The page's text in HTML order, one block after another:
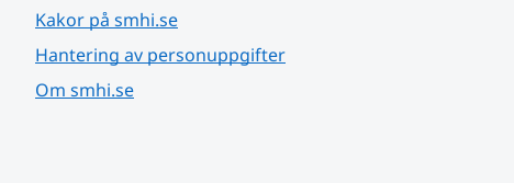
Kakor på smhi.se
Hantering av personuppgifter
Om smhi.se